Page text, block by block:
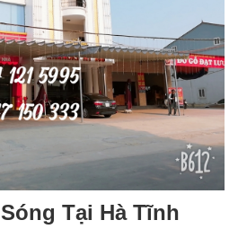
Tại Hà Tĩnh